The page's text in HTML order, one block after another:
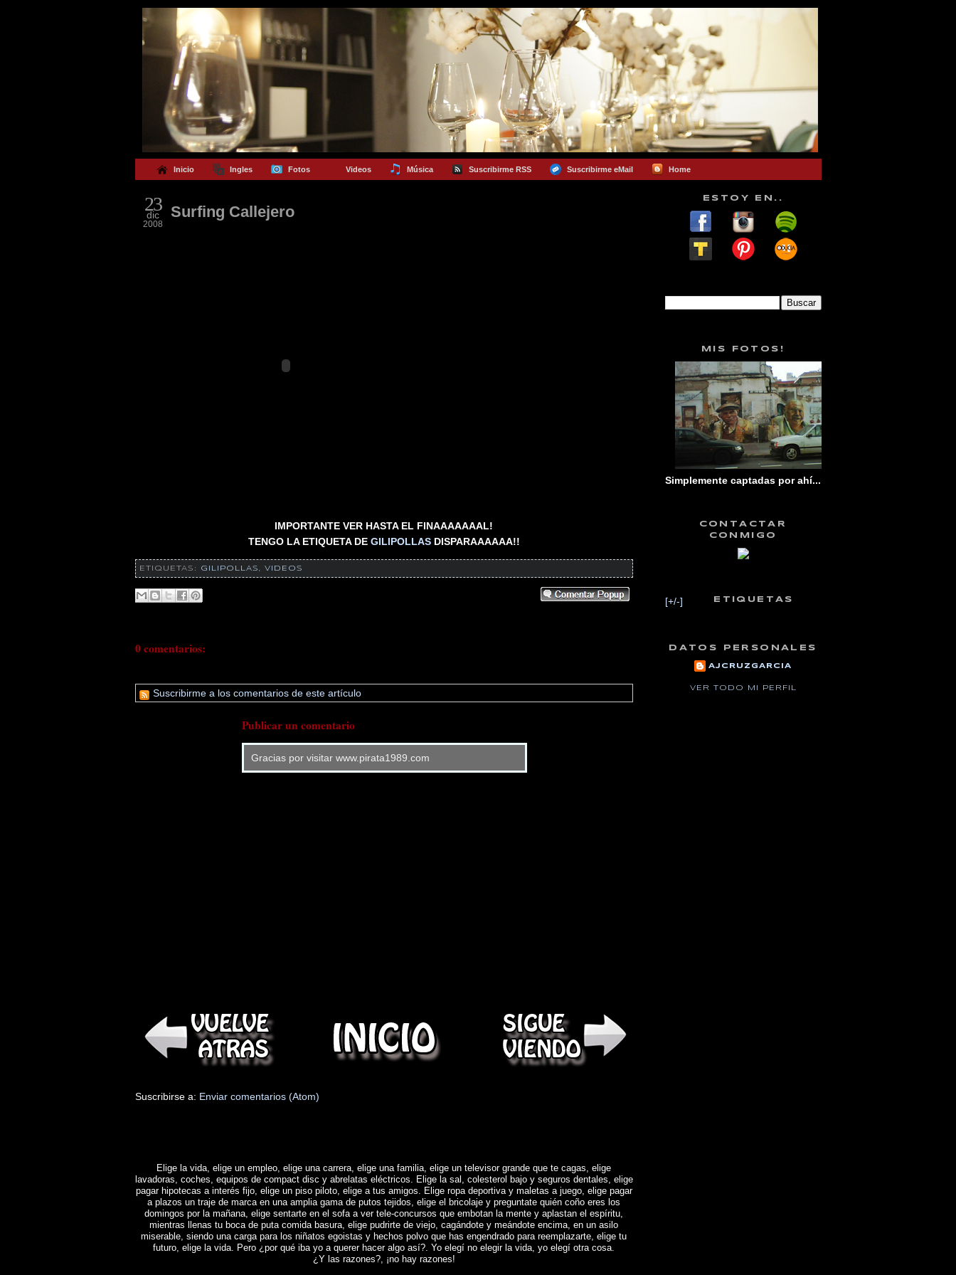
Inicio Ingles Fotos Videos Música Suscribirme RSS Suscribirme eMail Home
23
dic
2008
Surfing Callejero
IMPORTANTE VER HASTA EL FINAAAAAAAL!
TENGO LA ETIQUETA DE GILIPOLLAS DISPARAAAAAA!!
ETIQUETAS: GILIPOLLAS , VIDEOS
0 comentarios:
Suscribirme a los comentarios de este artículo
Publicar un comentario
Gracias por visitar www.pirata1989.com
Suscribirse a: Enviar comentarios (Atom)
Elige la vida, elige un empleo, elige una carrera, elige una familia, elige un televisor grande que te cagas, elige
lavadoras, coches, equipos de compact disc y abrelatas eléctricos. Elige la sal, colesterol bajo y seguros dentales, elige
pagar hipotecas a interés fijo, elige un piso piloto, elige a tus amigos. Elige ropa deportiva y maletas a juego, elige pagar
a plazos un traje de marca en una amplia gama de putos tejidos, elige el bricolaje y preguntate quién coño eres los
domingos por la mañana, elige sentarte en el sofa a ver tele-concursos que embotan la mente y aplastan el espíritu,
mientras llenas tu boca de puta comida basura, elige pudrirte de viejo, cagándote y meándote encima, en un asilo
miserable, siendo una carga para los niñatos egoistas y hechos polvo que has engendrado para reemplazarte, elige tu
futuro, elige la vida. Pero ¿por qué iba yo a querer hacer algo así?. Yo elegí no elegir la vida, yo elegí otra cosa.
¿Y las razones?, ¡no hay razones!
ESTOY EN..
MIS FOTOS!
Simplemente captadas por ahí...
CONTACTAR
CONMIGO
[+/-] ETIQUETAS
DATOS PERSONALES
AJCRUZGARCIA
VER TODO MI PERFIL